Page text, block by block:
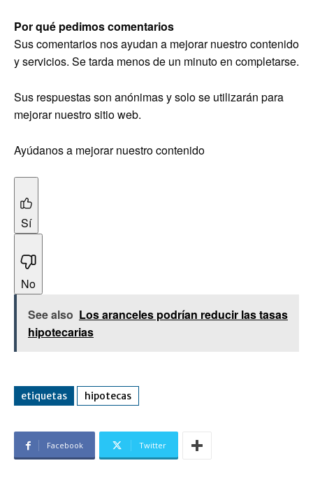
Por qué pedimos comentarios
Sus comentarios nos ayudan a mejorar nuestro contenido
y servicios. Se tarda menos de un minuto en completarse.
Sus respuestas son anónimas y solo se utilizarán para
mejorar nuestro sitio web.
Ayúdanos a mejorar nuestro contenido
Sí
No
See also Los aranceles podrían reducir las tasas
hipotecarias
etiquetas hipotecas
Facebook Twitter